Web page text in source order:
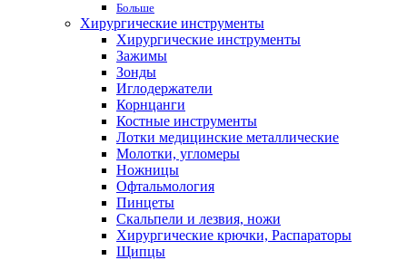
Больше
Хирургические инструменты
Хирургические инструменты
Зажимы
Зонды
Иглодержатели
Корнцанги
Костные инструменты
Лотки медицинские металлические
Молотки, угломеры
Ножницы
Офтальмология
Пинцеты
Скальпели и лезвия, ножи
Хирургические крючки, Распараторы
Щипцы